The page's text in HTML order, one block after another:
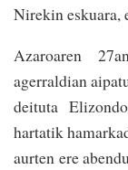
Nirekin eskuara,
Azaroaren
agerraldian
deituta
hartatik
aurten ere